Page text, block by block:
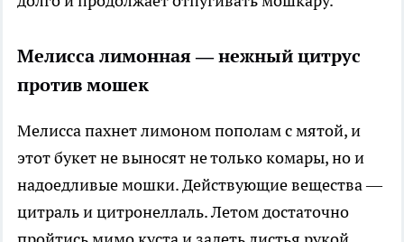
Мелисса лимонная — нежный цитрус
против мошек
Мелисса пахнет лимоном пополам с мятой, и
этот букет не выносят не только комары, но и
надоедливые мошки. Действующие вещества —
цитраль и цитронеллаль. Летом достаточно